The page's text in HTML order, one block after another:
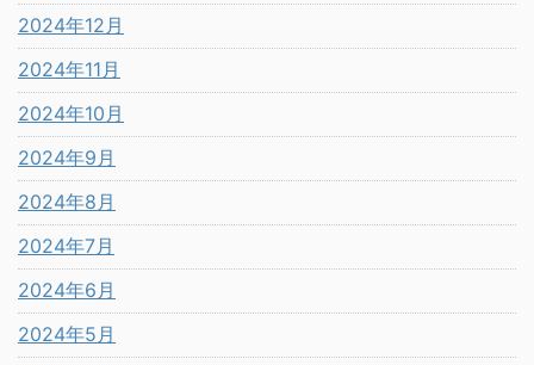
2024年12月
2024年11月
2024年10月
2024年9月
2024年8月
2024年7月
2024年6月
2024年5月